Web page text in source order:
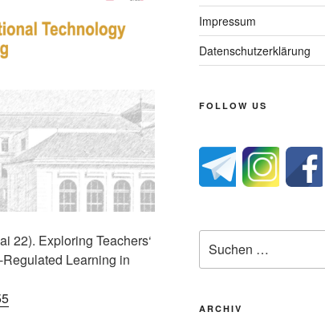
22). Exploring Teachers‘
Learning in
Impressum
Datenschutzerklärung
FOLLOW US
nach:
ARCHIV